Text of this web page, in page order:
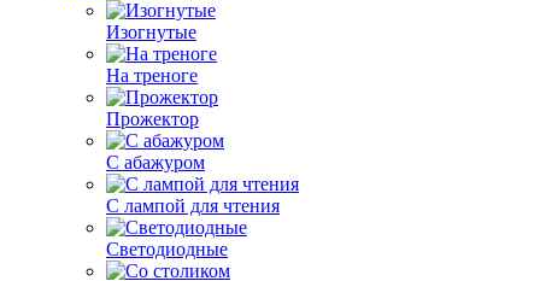
Изогнутые
На треноге
Прожектор
С абажуром
С лампой для чтения
Светодиодные